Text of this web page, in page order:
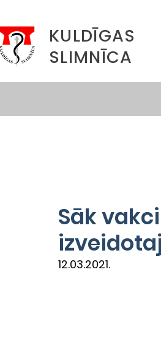
KULDĪGAS
SLIMNĪCA
Sāk
12.03.2021.